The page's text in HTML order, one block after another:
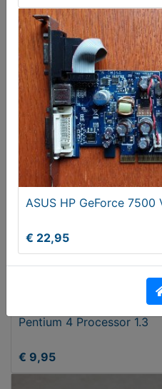
ASUS GIGABYTE PC
€ 99,00
Pentium 4 Processor 1.3
€ 9,95
ASUS HP GeForce 7500
€ 22,95